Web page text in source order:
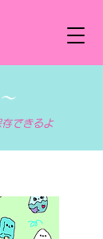
できるよ